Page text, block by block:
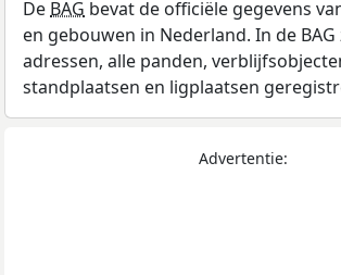
De BAG bevat de officiële gegevens
en gebouwen in Nederland. In de
adressen, alle panden,
standplaatsen en ligplaatsen
Advertentie: